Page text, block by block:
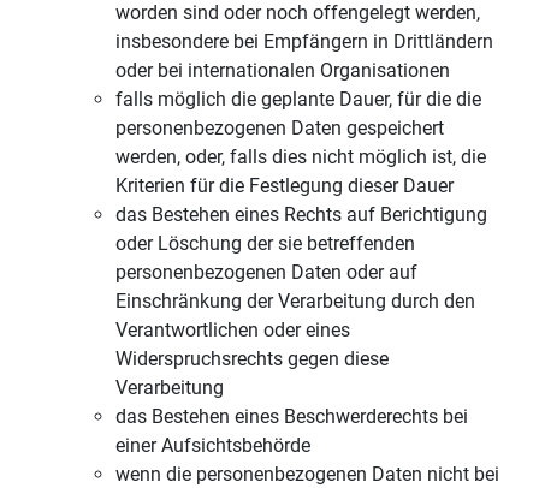
worden sind oder noch offengelegt werden,
insbesondere bei Empfängern in Drittländern
oder bei internationalen Organisationen
falls möglich die geplante Dauer, für die die
personenbezogenen Daten gespeichert
werden, oder, falls dies nicht möglich ist, die
Kriterien für die Festlegung dieser Dauer
das Bestehen eines Rechts auf Berichtigung
oder Löschung der sie betreffenden
personenbezogenen Daten oder auf
Einschränkung der Verarbeitung durch den
Verantwortlichen oder eines
Widerspruchsrechts gegen diese
Verarbeitung
das Bestehen eines Beschwerderechts bei
einer Aufsichtsbehörde
wenn die personenbezogenen Daten nicht bei